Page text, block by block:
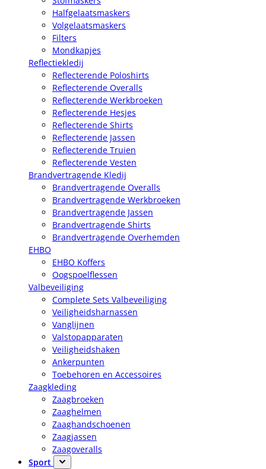
Halfgelaatsmaskers
Volgelaatsmaskers
Filters
Mondkapjes
Reflectiekledij
Reflecterende Poloshirts
Reflecterende Overalls
Reflecterende Werkbroeken
Reflecterende Hesjes
Reflecterende Shirts
Reflecterende Jassen
Reflecterende Truien
Reflecterende Vesten
Brandvertragende Kledij
Brandvertragende Overalls
Brandvertragende Werkbroeken
Brandvertragende Jassen
Brandvertragende Shirts
Brandvertragende Overhemden
EHBO
EHBO Koffers
Oogspoelflessen
Valbeveiliging
Complete Sets Valbeveiliging
Veiligheidsharnassen
Vanglijnen
Valstopapparaten
Veiligheidshaken
Ankerpunten
Toebehoren en Accessoires
Zaagkleding
Zaagbroeken
Zaaghelmen
Zaaghandschoenen
Zaagjassen
Zaagoveralls
Sport